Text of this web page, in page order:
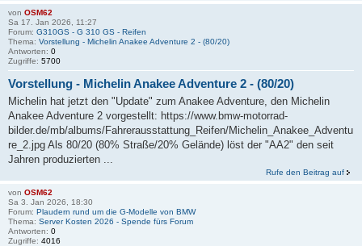
von OSM62
Sa 17. Jan 2026, 11:27
Forum: G310GS - G 310 GS - Reifen
Thema: Vorstellung - Michelin Anakee Adventure 2 - (80/20)
Antworten: 0
Zugriffe: 5700
Vorstellung - Michelin Anakee Adventure 2 - (80/20)
Michelin hat jetzt den "Update" zum Anakee Adventure, den Michelin
Anakee Adventure 2 vorgestellt: https://www.bmw-motorrad-
bilder.de/mb/albums/Fahrerausstattung_Reifen/Michelin_Anakee_Adventu
re_2.jpg Als 80/20 (80% Straße/20% Gelände) löst der "AA2" den seit
Jahren produzierten ...
Rufe den Beitrag auf
von OSM62
Sa 3. Jan 2026, 18:30
Forum: Plaudern rund um die G-Modelle von BMW
Thema: Server Kosten 2026 - Spende fürs Forum
Antworten: 0
Zugriffe: 4016